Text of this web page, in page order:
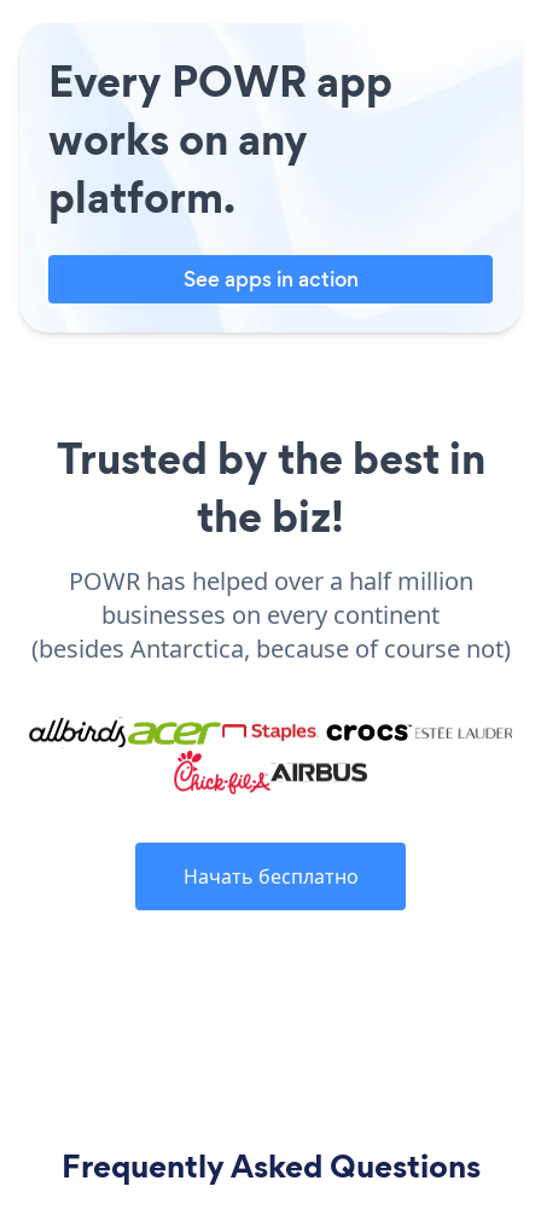
Every POWR app
works on any
platform.
See apps in action
Trusted by the best in
the biz!
POWR has helped over a half million
businesses on every continent
(besides Antarctica, because of course not)
Начать бесплатно
Frequently Asked Questions